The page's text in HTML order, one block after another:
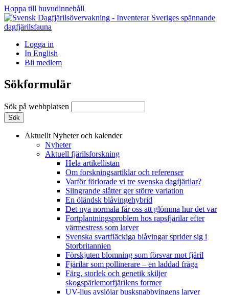
Hoppa till huvudinnehåll
Logga in
In English
Bli medlem
Sökformulär
Sök på webbplatsen
Aktuellt Nyheter och kalender
Nyheter
Aktuell fjärilsforskning
Hela artikellistan
Om forskningsartiklar och referenser
Varför förlorade vi tre svenska dagfjärilar?
Slingrande slåtter ger större variation
En öländsk blåvingehybrid
Det nya normala får oss att glömma hur det var
Fortplantningsproblem hos rapsfjärilar efter
värmestress som larver
Svenska svartfläckiga blåvingar sprider sig i
Storbritannien
Förskjuten blomning som försvar mot fjäril
Fjärilar som pollinerare – en laddad fråga
Färg, storlek och genetik skiljer
skogspärlemorfjärilens former
UV-ljus avslöjar busksnabbvingens larver